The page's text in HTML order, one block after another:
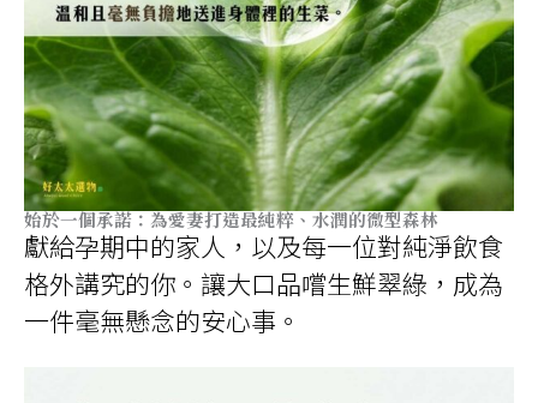
始於一個承諾：為愛妻打造最純粹、水潤的微型森林
獻給孕期中的家人，以及每一位對純淨飲食
格外講究的你。讓大口品嚐生鮮翠綠，成為
一件毫無懸念的安心事。